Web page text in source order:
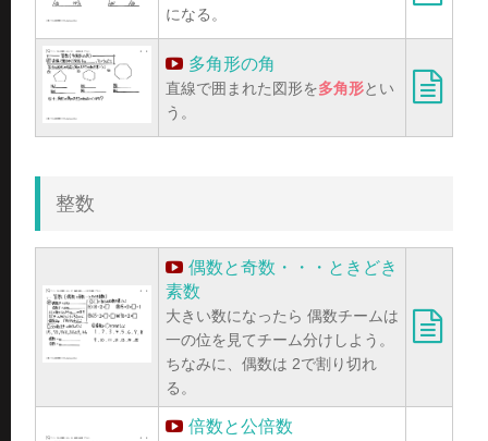
になる。
多角形の角
直線で囲まれた図形を多角形とい
う。
整数
偶数と奇数・・・ときどき
素数
大きい数になったら 偶数チームは
一の位を見てチーム分けしよう。
ちなみに、偶数は 2で割り切れ
る。
倍数と公倍数